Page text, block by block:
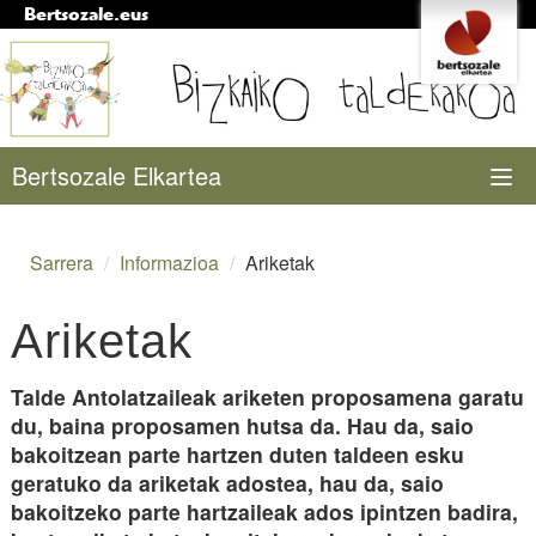
Bertsozale.eus
Edukira
salto
egin
egin
pertsonalak
Bertsozale Elkartea
Taldeak
Saioak
Informazioa
bertsoa.eus
Sarrera / Informazioa / Ariketak
Ariketak
Talde Antolatzaileak ariketen proposamena garatu
du, baina proposamen hutsa da. Hau da, saio
bakoitzean parte hartzen duten taldeen esku
geratuko da ariketak adostea, hau da, saio
bakoitzeko parte hartzaileak ados ipintzen badira,